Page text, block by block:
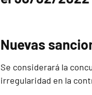
Nuevas
Se considerará la
irregularidad en la